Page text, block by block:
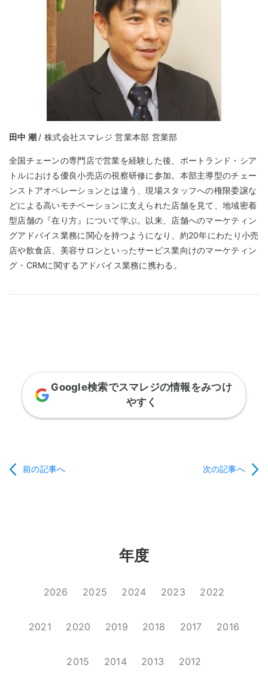
田中 潮 / 株式会社スマレジ 営業本部 営業部
全国チェーンの専門店で営業を経験した後、ポートランド・シア
トルにおける優良小売店の視察研修に参加。本部主導型のチェー
ンストアオペレーションとは違う、現場スタッフへの権限委譲な
どによる高いモチベーションに支えられた店舗を見て、地域密着
型店舗の『在り方』について学ぶ。以来、店舗へのマーケティン
グアドバイス業務に関心を持つようになり、約20年にわたり小売
店や飲食店、美容サロンといったサービス業向けのマーケティン
グ・CRMに関するアドバイス業務に携わる。
Google検索でスマレジの情報をみつけ
やすく
前の記事へ 次の記事へ
年度
2026 2025 2024 2023 2022
2021 2020 2019 2018 2017 2016
2015 2014 2013 2012